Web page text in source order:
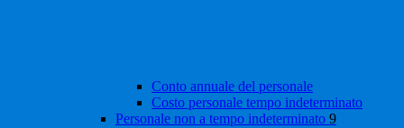
Conto annuale del personale
Costo personale tempo indeterminato
Personale non a tempo indeterminato 9